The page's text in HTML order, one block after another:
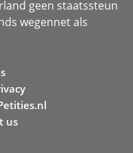
geen staatssteun
wegennet als
us